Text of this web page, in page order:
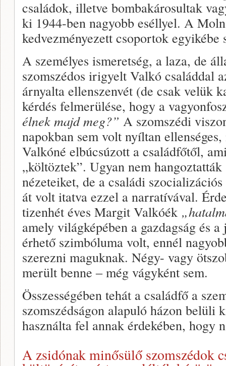
családok, illetve bombakárosultak
ki 1944-ben nagyobb eséllyel. A
kedvezményezett csoportok egyikébe
A személyes ismeretség, a laza, de
szomszédos irigyelt Valkó családdal
árnyalta ellenszenvét (de csak velük
kérdés felmerülése, hogy a
élnek majd meg?” A szomszédi
napokban sem volt nyíltan
Valkóné elbúcsúzott a családfőtől,
„költöztek”. Ugyan nem
nézeteiket, de a családi
át volt itatva ezzel a narratívával.
tizenhét éves Margit Valkóék
amely világképében a gazdagság és
érhető szimbóluma volt, ennél
szerezni maguknak. Négy- vagy
merült benne ‒ még vágyként sem.
Összességében tehát a családfő a
szomszédságon alapuló házon belüli
használta fel annak érdekében, hogy
A zsidónak minősülő szomszédok